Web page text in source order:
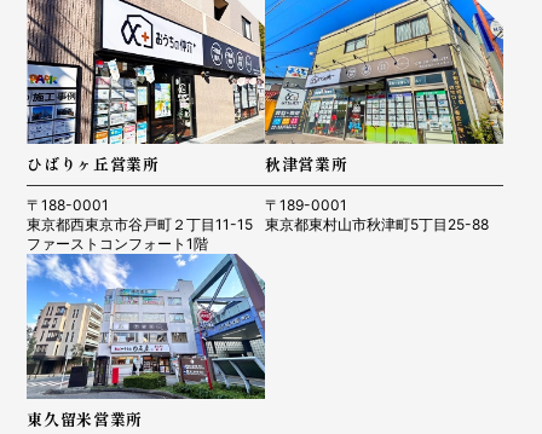
ひばりヶ丘営業所
〒188-0001
東京都西東京市谷戸町２丁目11-15
ファーストコンフォート1階
秋津営業所
〒189-0001
東京都東村山市秋津町5丁目25-88
東久留米営業所